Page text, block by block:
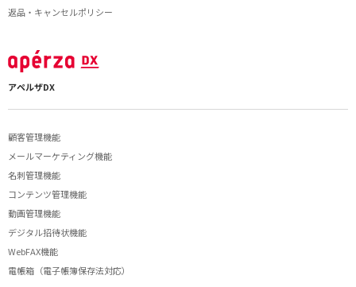
返品・キャンセルポリシー
アペルザDX
顧客管理機能
メールマーケティング機能
名刺管理機能
コンテンツ管理機能
動画管理機能
デジタル招待状機能
WebFAX機能
電帳箱（電子帳簿保存法対応）